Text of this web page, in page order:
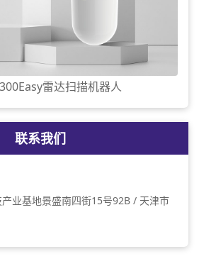
雷达扫描机器人
联系我们
业基地景盛南四街15号92B / 天津市